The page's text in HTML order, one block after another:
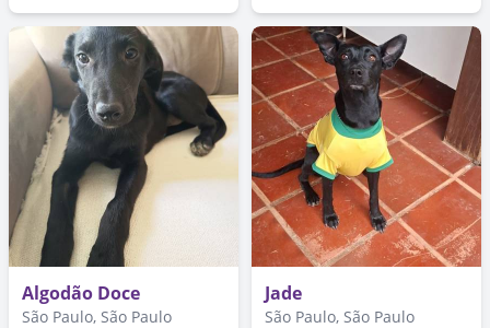
Algodão Doce
São Paulo, São Paulo
Jade
São Paulo, São Paulo